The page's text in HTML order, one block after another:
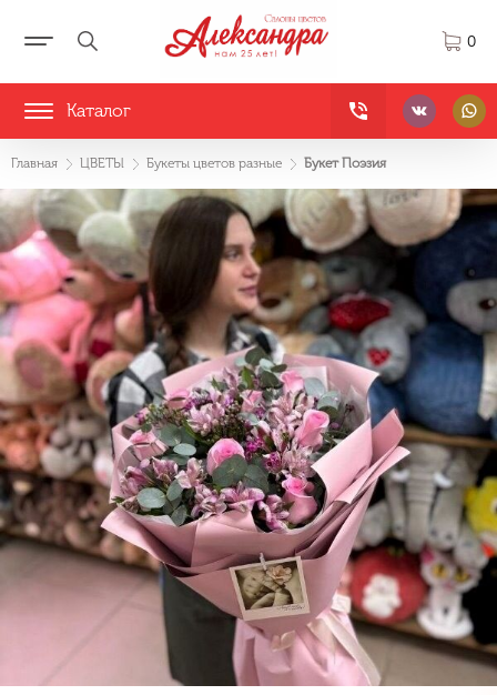
0
Каталог
Главная ЦВЕТЫ Букеты цветов разные Букет Поэзия